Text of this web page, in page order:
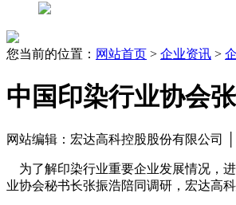
您当前的位置： 网站首页 > 企业资讯 >
中国印染行业协会
网站编辑：宏达高科控股股份有限公司
为了解印染行业重要企业发展情况，
业协会秘书长张振浩陪同调研，宏达高